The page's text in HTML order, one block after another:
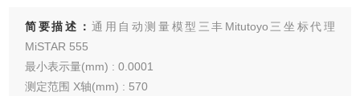
简要描述：通用自动测量模型三丰Mitutoyo三坐标代理
MiSTAR 555
最小表示量(mm) : 0.0001
测定范围 X轴(mm) : 570